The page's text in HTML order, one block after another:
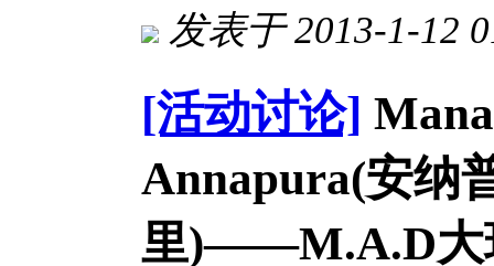
发表于 2013-1-12
[活动讨论]
Annapura(安纳
里)——M.A.D大